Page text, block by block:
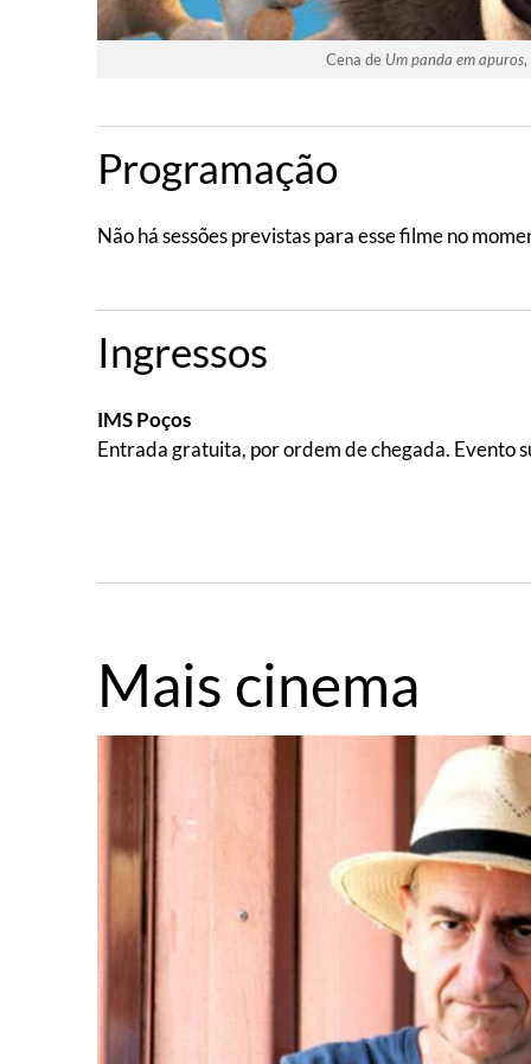
Cena de Um panda em apuros,
Programação
Não há sessões previstas para esse filme no
Ingressos
IMS Poços
Entrada gratuita, por ordem de chegada. Evento
Mais cinema